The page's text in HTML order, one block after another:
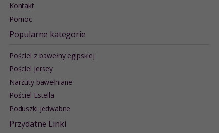
Kontakt
Pomoc
Popularne kategorie
Pościel z bawełny egipskiej
Pościel jersey
Narzuty bawełniane
Pościel Estella
Poduszki jedwabne
Przydatne Linki